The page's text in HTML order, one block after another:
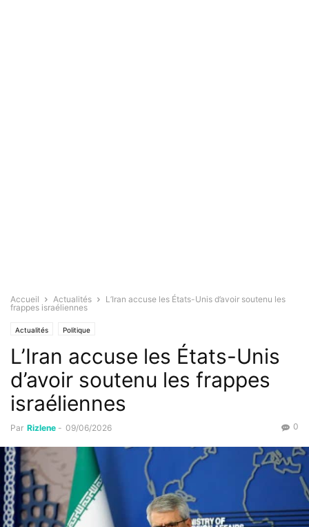
Accueil Actualités
L’Iran accuse les États-Unis d’avoir soutenu les
frappes israéliennes
Actualités Politique
L’Iran accuse les États-Unis
d’avoir soutenu les frappes
israéliennes
Par Rizlene - 09/06/2026 0